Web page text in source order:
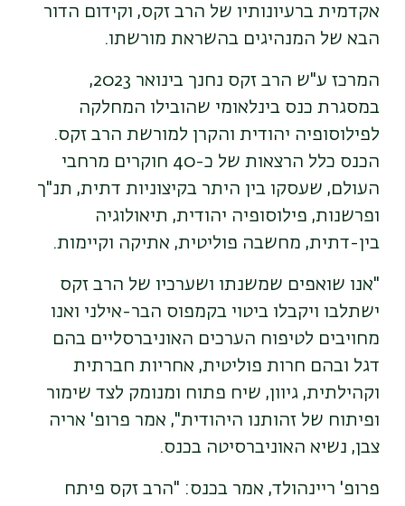
אקדמית ברעיונותיו של הרב זקס, וקידום הדור
הבא של המנהיגים בהשראת מורשתו.
המרכז ע"ש הרב זקס נחנך בינואר 2023,
במסגרת כנס בינלאומי שהובילו המחלקה
לפילוסופיה יהודית והקרן למורשת הרב זקס.
הכנס כלל הרצאות של כ-40 חוקרים מרחבי
העולם, שעסקו בין היתר בקיצוניות דתית, תנ"ך
ופרשנות, פילוסופיה יהודית, תיאולוגיה
בין-דתית, מחשבה פוליטית, אתיקה וקיימות.
"אנו שואפים שמשנתו ושערכיו של הרב זקס
ישתלבו ויקבלו ביטוי בקמפוס הבר-אילני ואנו
מחויבים לטיפוח הערכים האוניברסליים בהם
דגל ובהם חרות פוליטית, אחריות חברתית
וקהילתית, גיוון, שיח פתוח ומנומק לצד שימור
ופיתוח של זהותנו היהודית", אמר פרופ' אריה
צבן, נשיא האוניברסיטה בכנס.
פרופ' ריינהולד, אמר בכנס: "הרב זקס פיתח